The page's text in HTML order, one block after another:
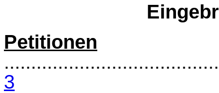
Petitionen
3